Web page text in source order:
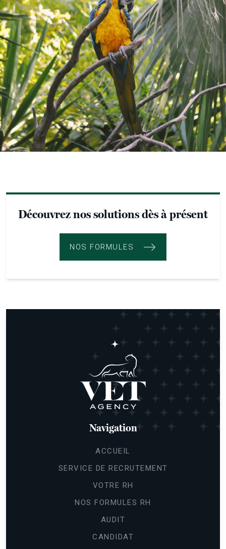
Découvrez nos solutions dès à présent
NOS FORMULES
Navigation
ACCUEIL
SERVICE DE RECRUTEMENT
VOTRE RH
NOS FORMULES RH
AUDIT
CANDIDAT